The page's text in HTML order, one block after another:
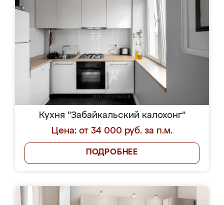
Кухня "Забайкальский калохонг"
Цена: от 34 000 руб. за п.м.
ПОДРОБНЕЕ